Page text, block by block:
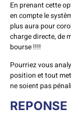
En prenant cette
en compte le
plus aura pour
charge directe, de
bourse !!!!
Pourriez vous
position et tout
ne soient pas
REPONSE